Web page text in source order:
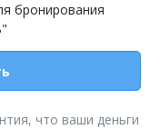
бронирования
что ваши деньги